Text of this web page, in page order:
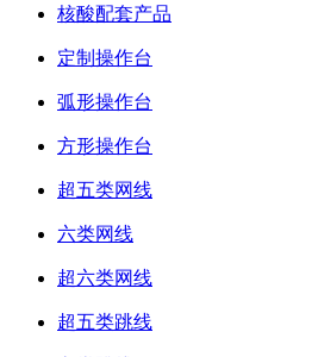
核酸配套产品
定制操作台
弧形操作台
方形操作台
超五类网线
六类网线
超六类网线
超五类跳线